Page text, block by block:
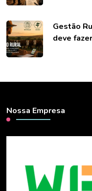
Gestão
deve
Nossa Empresa